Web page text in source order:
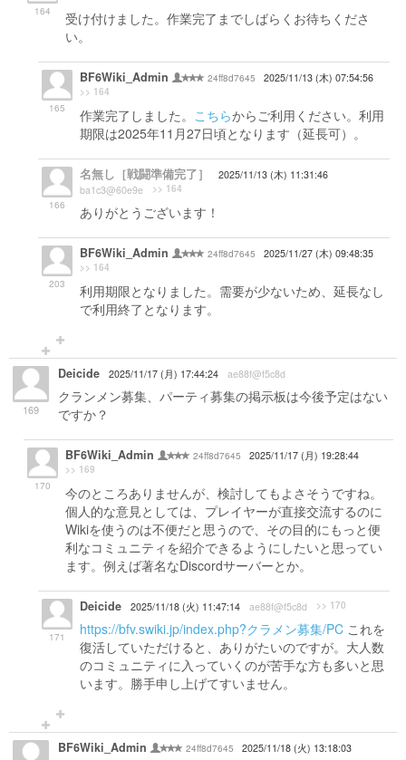
164
受け付けました。作業完了までしばらくお待ちくださ
い。
165
BF6Wiki_Admin 24ff8d7645 2025/11/13 (木) 07:54:56
>> 164
作業完了しました。 こちらからご利用ください。利用
期限は2025年11月27日頃となります（延長可）。
166
名無し［戦闘準備完了］
2025/11/13 (木) 11:31:46
ba1c3@60e9e
>> 164
ありがとうございます！
203
BF6Wiki_Admin 24ff8d7645 2025/11/27 (木) 09:48:35
>> 164
利用期限となりました。需要が少ないため、延長なし
で利用終了となります。
169
Deicide 2025/11/17 (月) 17:44:24 ae88f@f5c8d
クランメン募集、パーティ募集の掲示板は今後予定はない
ですか？
170
BF6Wiki_Admin 24ff8d7645 2025/11/17 (月) 19:28:44
>> 169
今のところありませんが、検討してもよさそうですね。
個人的な意見としては、プレイヤーが直接交流するのに
Wikiを使うのは不便だと思うので、その目的にもっと便
利なコミュニティを紹介できるようにしたいと思ってい
ます。例えば著名なDiscordサーバーとか。
171
Deicide 2025/11/18 (火) 11:47:14 ae88f@f5c8d >> 170
https://bfv.swiki.jp/index.php?クラメン募集/PC これを
復活していただけると、ありがたいのですが。大人数
のコミュニティに入っていくのが苦手な方も多いと思
います。勝手申し上げてすいません。
BF6Wiki_Admin 24ff8d7645 2025/11/18 (火) 13:18:03